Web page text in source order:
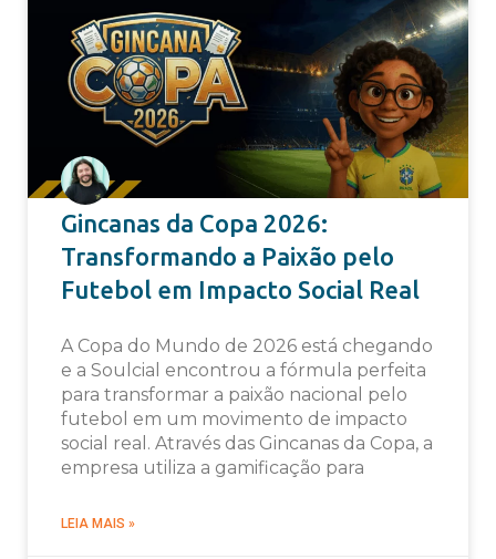
Gincanas da Copa 2026:
Transformando a Paixão pelo
Futebol em Impacto Social Real
A Copa do Mundo de 2026 está chegando
e a Soulcial encontrou a fórmula perfeita
para transformar a paixão nacional pelo
futebol em um movimento de impacto
social real. Através das Gincanas da Copa, a
empresa utiliza a gamificação para
LEIA MAIS »